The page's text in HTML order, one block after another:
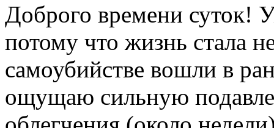
Доброго времени суток!
потому что жизнь стала
самоубийстве вошли в
ощущаю сильную